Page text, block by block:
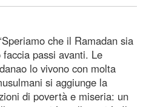
che il Ramadan sia
passi avanti. Le
lo vivono con molta
si aggiunge la
di povertà e miseria: un